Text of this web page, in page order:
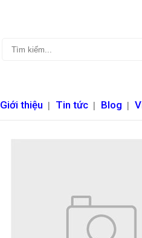
Giới thiệu | Tin tức | Blog |